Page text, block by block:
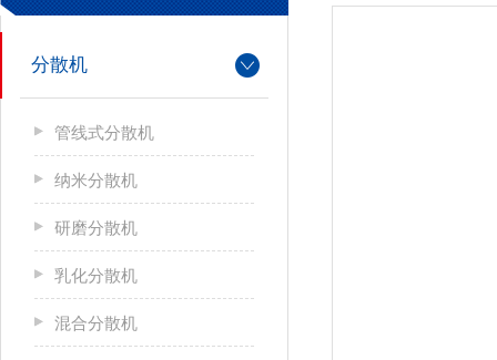
分散机
管线式分散机
纳米分散机
研磨分散机
乳化分散机
混合分散机